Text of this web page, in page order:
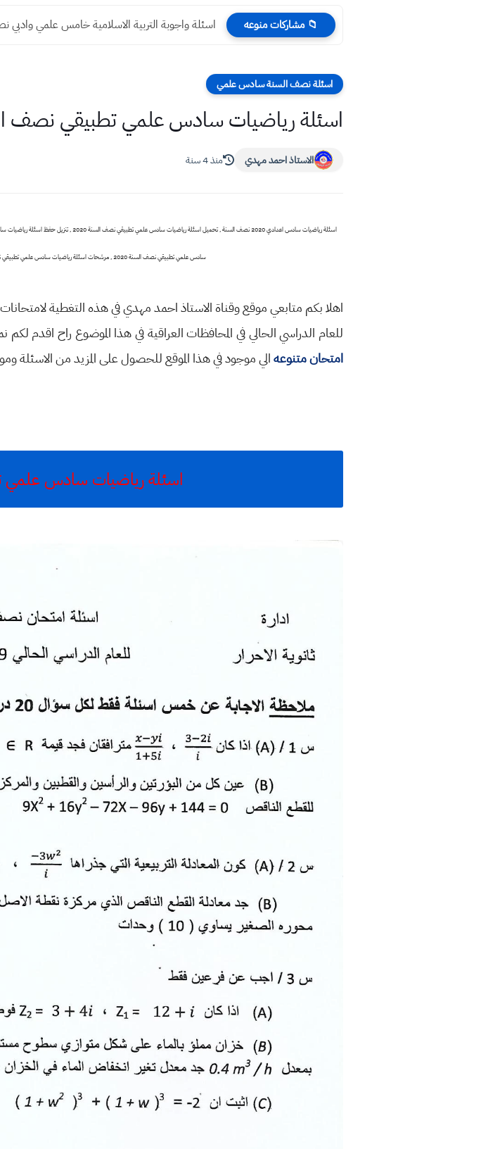
📁 مشاركات منوعه اسئلة واجوبة التربية الاسلامية خامس علمي وادبي نصف
اسئلة نصف السنة سادس علمي
اسئلة رياضيات سادس علمي تطبيقي نصف
الاستاذ احمد مهدي منذ 4 سنة
سادس علمي تطبيقي نصف السنة 2020 , مرشحات اسئلة رياضيات سادس علمي تطبيقي نصف السنة 2020 , جديد اسئلة رياضيات سادس علمي تطبيقي نصف السنة 2020
اهلا بكم متابعي موقع وقناة الاستاذ احمد مهدي في هذه التغطية
للعام الدراسي الحالي في المحافظات العراقية في هذا الموضوع راح اقدم
امتحان متنوعهالي موجود في هذا الموقع للحصول على المزيد من الاسئلة
اسئلة رياضيات سادس علمي